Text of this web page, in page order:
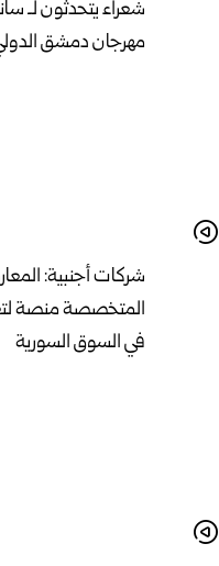
شعراء يتحدثون لـ
مهرجان دمشق
شركات أجنبية:
المتخصصة منصة
في السوق السورية